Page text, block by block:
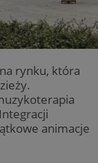
rynku, która
animacje